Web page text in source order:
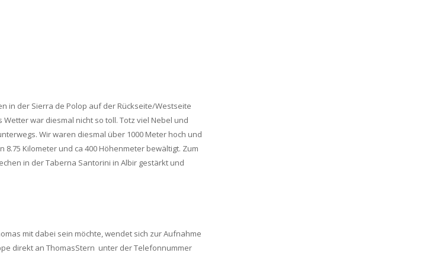
in der Sierra de Polop auf der Rückseite/Westseite
Wetter war diesmal nicht so toll. Totz viel Nebel und
Wir waren diesmal über 1000 Meter hoch und
8.75 Kilometer und ca 400 Höhenmeter bewältigt. Zum
in der Taberna Santorini in Albir gestärkt und
mit dabei sein möchte, wendet sich zur Aufnahme
direkt an ThomasStern unter der Telefonnummer